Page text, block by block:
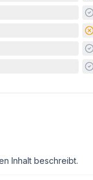
Inhalt beschreibt.